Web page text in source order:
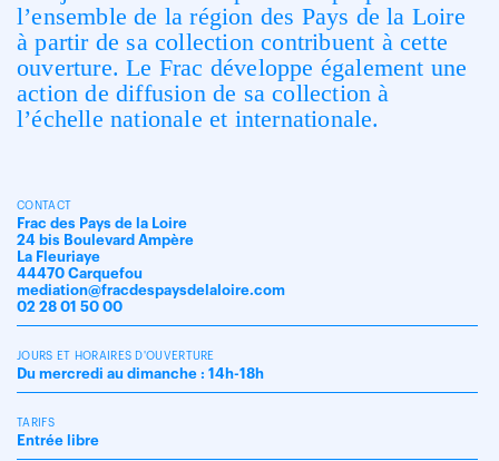
l’ensemble de la région des Pays de la Loire
à partir de sa collection contribuent à cette
ouverture. Le Frac développe également une
action de diffusion de sa collection à
l’échelle nationale et internationale.
CONTACT
Frac des Pays de la Loire
24 bis Boulevard Ampère
La Fleuriaye
44470 Carquefou
mediation@fracdespaysdelaloire.com
02 28 01 50 00
JOURS ET HORAIRES D'OUVERTURE
Du mercredi au dimanche : 14h-18h
TARIFS
Entrée libre